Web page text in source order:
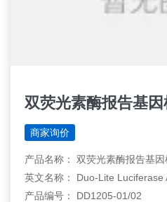
双荧光素酶报告基
商家询价
产品名称： 双荧光素酶报告基
英文名称： Duo-Lite Luciferase
产品编号： DD1205-01/02